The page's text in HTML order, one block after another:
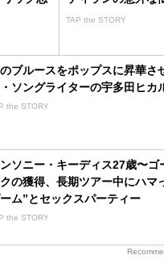
TAP the STORY
ブルースをポップスに昇華さ
ソングライターの宇多田ヒカ
the STORY
ソニー・キーディス27歳〜ゴ
の獲得、長期ツアー中にハマ
ム”とセックスパーティー
the STORY